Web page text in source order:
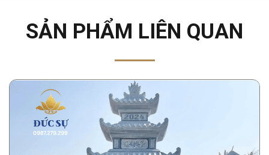
SẢN PHẨM LIÊN QUAN